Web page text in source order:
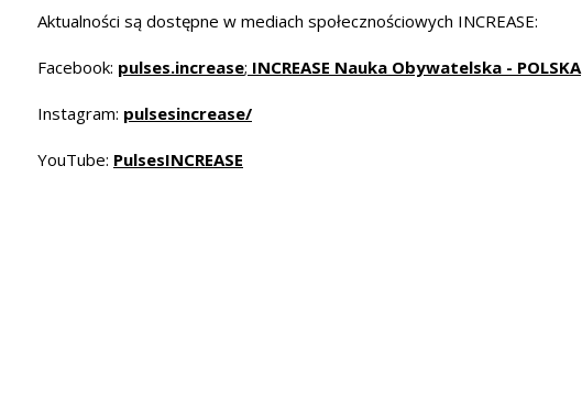
Aktualności są dostępne w mediach społecznościowych INCREASE:
Facebook: pulses.increase; INCREASE Nauka Obywatelska - POLSKA
Instagram: pulsesincrease/
YouTube: PulsesINCREASE